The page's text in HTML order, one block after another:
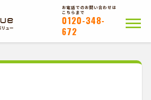
お電話でのお問い合わせは
こちらまで
0120-348-
672